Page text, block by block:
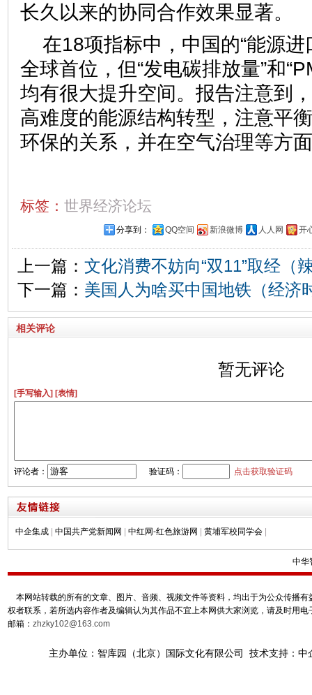
长久以来的协同合作效果显
在18项指标中，中国的“能源进
全球首位，但“发电碳排放量”和
均有很大提升空间。报告注意到
高难度的能源结构转型，注意平
环保的关系，并在空气治理等方
标签： 世界经济论坛
分享到： QQ空间 新浪微博 人人网 开
上一篇： 文化消费不妨向“双11”取经（
下一篇： 美国人为啥买中国地铁（经济
相关评论
暂无评论
[手写输入] [表情]
评论者： 验证码： 点击获取验证码
中企集成 中国共产党新闻网 中红网-红色旅游网 黄埔军校同学会
中华
本网站转载的所有的文章、图片、音频、视频文件等资料，均出于为公众传播
权者联系，若所选内容作者及编辑认为其作品不宜上本网供大家浏览，请及时用
邮箱： zhzky102@163.com
主办单位：智库园（北京）国际文化有限公司 技术支持：